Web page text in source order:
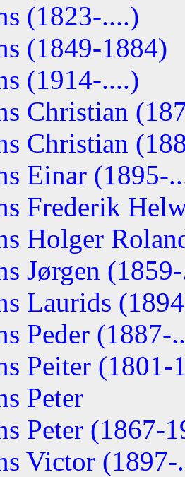
(1823-....)
(1849-1884)
(1914-....)
Christian
Christian
Einar (1895-
Frederik
Holger
Jørgen
Laurids
Peder (1887-
Peiter (1801-
Peter
Peter (1867-
Victor (1897-